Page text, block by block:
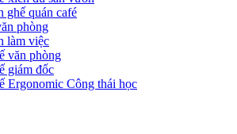
ghế quán café
phòng
làm việc
văn phòng
giám đốc
Ergonomic Công thái học